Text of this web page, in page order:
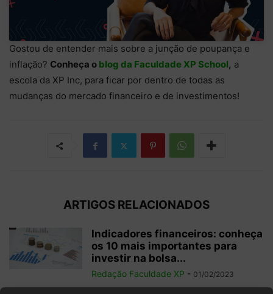
Gostou de entender mais sobre a junção de poupança e
inflação? Conheça o blog da Faculdade XP School, a
escola da XP Inc, para ficar por dentro de todas as
mudanças do mercado financeiro e de investimentos!
ARTIGOS RELACIONADOS
Indicadores financeiros: conheça
os 10 mais importantes para
investir na bolsa...
Redação Faculdade XP - 01/02/2023